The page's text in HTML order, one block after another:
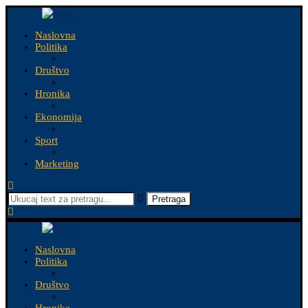
Naslovna
Politika
Društvo
Hronika
Ekonomija
Sport
Marketing
Pretraga
Naslovna
Politika
Društvo